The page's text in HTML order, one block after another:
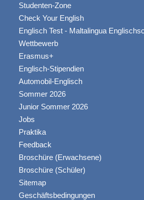
Studenten-Zone
Check Your English
Englisch Test - Maltalingua
Wettbewerb
Erasmus+
Englisch-Stipendien
Automobil-Englisch
Sommer 2026
Junior Sommer 2026
Jobs
Praktika
Feedback
Broschüre (Erwachsene)
Broschüre (Schüler)
Sitemap
Geschäftsbedingungen